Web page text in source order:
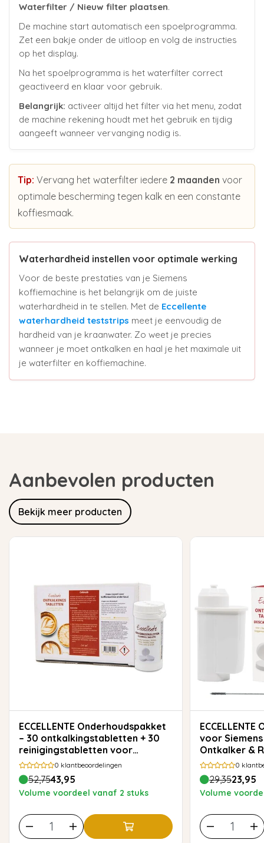
Waterfilter / Nieuw filter plaatsen.
De machine start automatisch een spoelprogramma.
Zet een bakje onder de uitloop en volg de instructies
op het display.
Na het spoelprogramma is het waterfilter correct
geactiveerd en klaar voor gebruik.
Belangrijk: activeer altijd het filter via het menu, zodat
de machine rekening houdt met het gebruik en tijdig
aangeeft wanneer vervanging nodig is.
Tip: Vervang het waterfilter iedere 2 maanden voor
optimale bescherming tegen kalk en een constante
koffiesmaak.
Waterhardheid instellen voor optimale werking
Voor de beste prestaties van je Siemens
koffiemachine is het belangrijk om de juiste
waterhardheid in te stellen. Met de Eccellente
waterhardheid teststrips meet je eenvoudig de
hardheid van je kraanwater. Zo weet je precies
wanneer je moet ontkalken en haal je het maximale uit
je waterfilter en koffiemachine.
Aanbevolen producten
Bekijk meer producten
ECCELLENTE Onderhoudspakket
– 30 ontkalkingstabletten + 30
reinigingstabletten voor
koffiemachines
0 klantbeoordelingen
52,7543,95
Volume voordeel vanaf 2 stuks
ECCELLENTE Onderhoudsset
voor
Ontkalker &
0
29,3523,95
Volume